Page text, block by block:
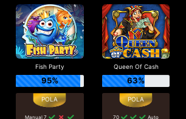
Fish Party
95%
Manual 7
Queen Of Cash
63%
70
Auto